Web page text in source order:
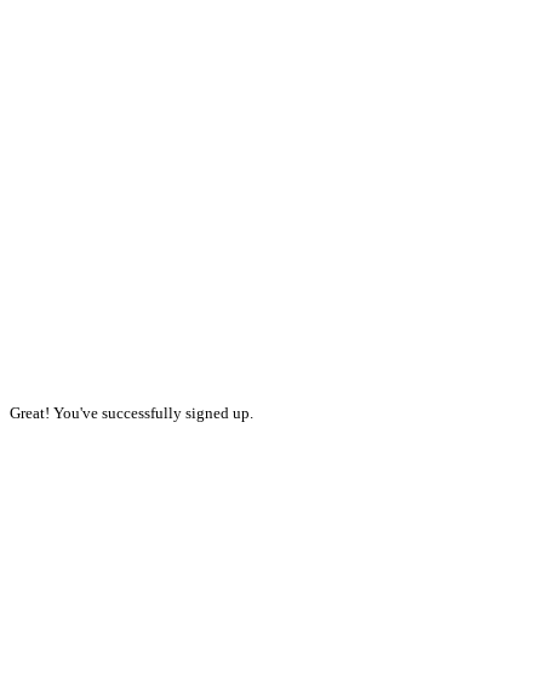
Great! You've successfully signed up.